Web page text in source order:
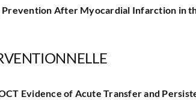
Prevention After Myocardial Infarction in
Evidence of Acute Transfer and